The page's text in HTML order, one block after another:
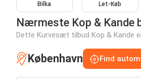
Bilka Let-Køb
Nærmeste Kop & Kande
Dette Kurvesæt tilbud Kop & Kande
København Find